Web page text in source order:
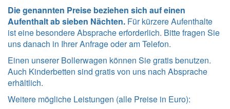
Die genannten Preise beziehen sich auf einen
Aufenthalt ab sieben Nächten. Für kürzere Aufenthalte
ist eine besondere Absprache erforderlich. Bitte fragen Sie
uns danach in Ihrer Anfrage oder am Telefon.
Einen unserer Bollerwagen können Sie gratis benutzen.
Auch Kinderbetten sind gratis von uns nach Absprache
erhältlich.
Weitere mögliche Leistungen (alle Preise in Euro):